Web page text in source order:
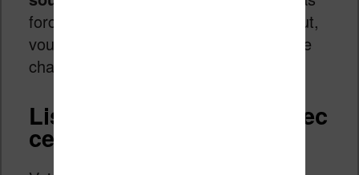
forcément facile à comprendre au début,
vous pouvez vous référer au manuel de
chaque jeu sur
Liseuses compatibles avec
ces jeux vidéo